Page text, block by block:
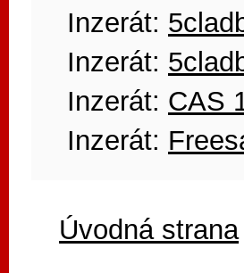
Inzerát:
Inzerát:
Inzerát: CAS
Inzerát:
Úvodná strana